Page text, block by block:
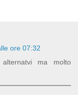
ore 07:32
alternatvi ma molto